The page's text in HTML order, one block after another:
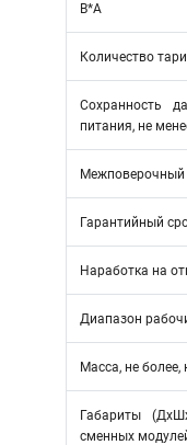
В*А
Количество
Сохранность
питания, не
Межповерочный
Гарантийный
Наработка на
Диапазон
Масса, не более,
Габариты
сменных